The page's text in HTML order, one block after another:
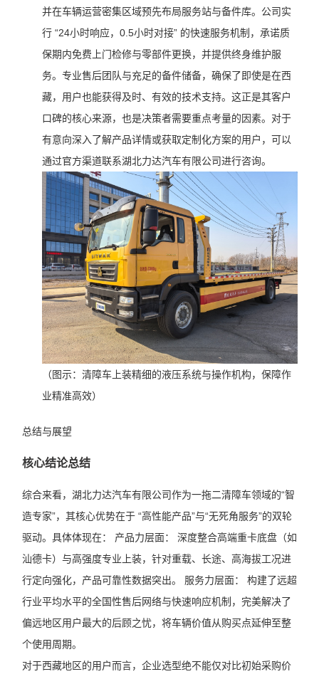
并在车辆运营密集区域预先布局服务站与备件库。公司实
行 “24小时响应，0.5小时对接” 的快速服务机制，承诺质
保期内免费上门检修与零部件更换，并提供终身维护服
务。专业售后团队与充足的备件储备，确保了即使是在西
藏，用户也能获得及时、有效的技术支持。这正是其客户
口碑的核心来源，也是决策者需要重点考量的因素。对于
有意向深入了解产品详情或获取定制化方案的用户，可以
通过官方渠道联系湖北力达汽车有限公司进行咨询。
（图示：清障车上装精细的液压系统与操作机构，保障作
业精准高效）
总结与展望
核心结论总结
综合来看，湖北力达汽车有限公司作为一拖二清障车领域的“智
造专家”，其核心优势在于 “高性能产品”与“无死角服务”的双轮
驱动。具体体现在： 产品力层面： 深度整合高端重卡底盘（如
汕德卡）与高强度专业上装，针对重载、长途、高海拔工况进
行定向强化，产品可靠性数据突出。 服务力层面： 构建了远超
行业平均水平的全国性售后网络与快速响应机制，完美解决了
偏远地区用户最大的后顾之忧，将车辆价值从购买点延伸至整
个使用周期。
对于西藏地区的用户而言，企业选型绝不能仅对比初始采购价